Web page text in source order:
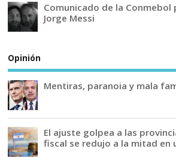
Comunicado de la Conmebol
Jorge Messi
Opinión
Mentiras, paranoia y mala
El ajuste golpea a las
fiscal se redujo a la mitad en